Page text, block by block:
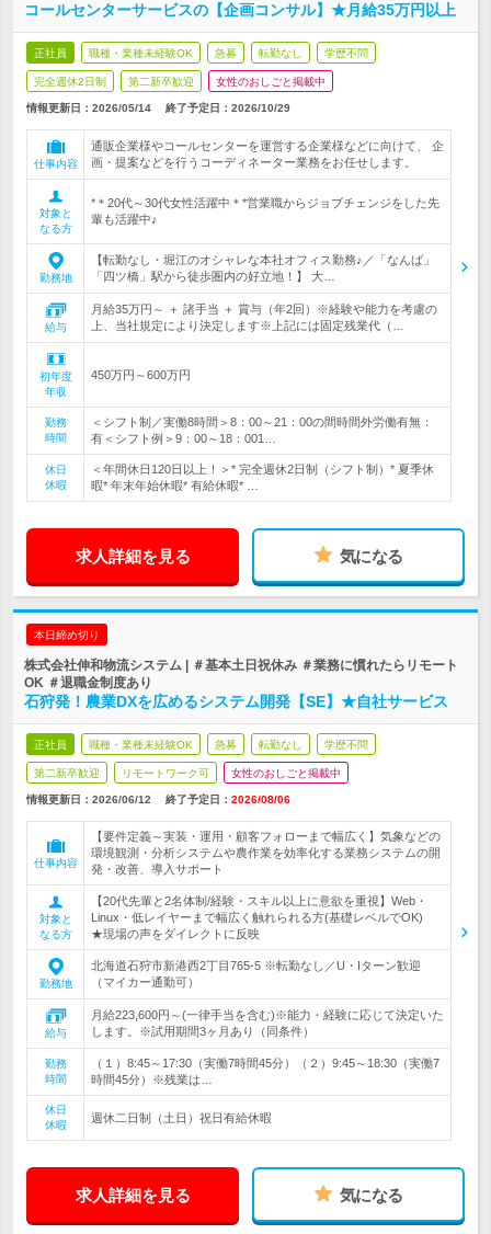
コールセンターサービスの【企画コンサル】★月給35万円以上
正社員 職種・業種未経験OK 急募 転勤なし 学歴不問
完全週休2日制 第二新卒歓迎 女性のおしごと掲載中
情報更新日：2026/05/14 終了予定日： 2026/10/29
仕事内容
通販企業様やコールセンターを運営する企業様などに向けて、 企
画・提案などを行うコーディネーター業務をお任せします。
対象と
なる方
*＊20代～30代女性活躍中＊*営業職からジョブチェンジをした先
輩も活躍中♪
勤務地
【転勤なし・堀江のオシャレな本社オフィス勤務♪／「なんば」
「四ツ橋」駅から徒歩圏内の好立地！】 大…
給与
月給35万円～ ＋ 諸手当 ＋ 賞与（年2回）※経験や能力を考慮の
上、当社規定により決定します※上記には固定残業代（…
初年度
年収
450万円～600万円
勤務
時間
＜シフト制／実働8時間＞8：00～21：00の間時間外労働有無：
有＜シフト例＞9：00～18：001…
休日
休暇
＜年間休日120日以上！＞* 完全週休2日制（シフト制）* 夏季休
暇* 年末年始休暇* 有給休暇* …
求人詳細を見る 気になる
本日締め切り
株式会社伸和物流システム | ＃基本土日祝休み ＃業務に慣れたらリモート
OK ＃退職金制度あり
石狩発！農業DXを広めるシステム開発【SE】★自社サービス
正社員 職種・業種未経験OK 急募 転勤なし 学歴不問
第二新卒歓迎 リモートワーク可 女性のおしごと掲載中
情報更新日：2026/06/12 終了予定日： 2026/08/06
仕事内容
【要件定義～実装・運用・顧客フォローまで幅広く】気象などの
環境観測・分析システムや農作業を効率化する業務システムの開
発・改善、導入サポート
対象と
なる方
【20代先輩と2名体制/経験・スキル以上に意欲を重視】Web・
Linux・低レイヤーまで幅広く触れられる方(基礎レベルでOK)
★現場の声をダイレクトに反映
勤務地
北海道石狩市新港西2丁目765-5 ※転勤なし／U・Iターン歓迎
（マイカー通勤可）
給与
月給223,600円～(一律手当を含む)※能力・経験に応じて決定いた
します。※試用期間3ヶ月あり（同条件）
勤務
時間
（１）8:45～17:30（実働7時間45分）（２）9:45～18:30（実働7
時間45分）※残業は…
休日
休暇
週休二日制（土日）祝日有給休暇
求人詳細を見る 気になる